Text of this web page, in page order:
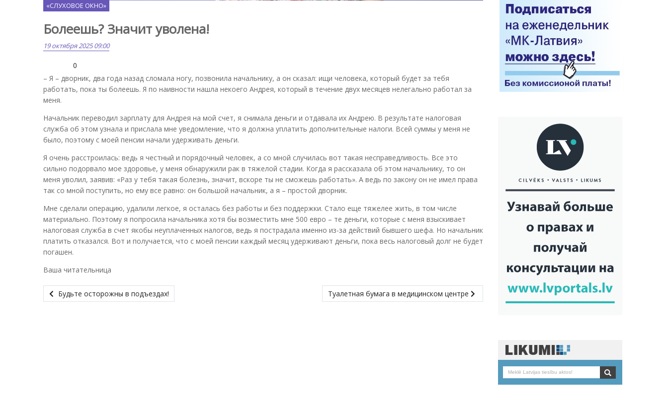
Freepik.com
«СЛУХОВОЕ ОКНО»
Болеешь? Значит уволена!
19 октября 2025 09:00
0
– Я – дворник, два года назад сломала ногу, позвонила начальнику, а он сказал: ищи человека, который будет за тебя
работать, пока ты болеешь. Я по наивности нашла некоего Андрея, который в течение двух месяцев нелегально работал за
меня.
Начальник переводил зарплату для Андрея на мой счет, я снимала деньги и отдавала их Андрею. В результате налоговая
служба об этом узнала и прислала мне уведомление, что я должна уплатить дополнительные налоги. Всей суммы у меня не
было, поэтому с моей пенсии начали удерживать деньги.
Я очень расстроилась: ведь я честный и порядочный человек, а со мной случилась вот такая несправедливость. Все это
сильно подорвало мое здоровье, у меня обнаружили рак в тяжелой стадии. Когда я рассказала об этом начальнику, то он
меня уволил, заявив: «Раз у тебя такая болезнь, значит, вскоре ты не сможешь работать». А ведь по закону он не имел права
так со мной поступить, но ему все равно: он большой начальник, а я – простой дворник.
Мне сделали операцию, удалили легкое, я осталась без работы и без поддержки. Стало еще тяжелее жить, в том числе
материально. Поэтому я попросила начальника хотя бы возместить мне 500 евро – те деньги, которые с меня взыскивает
налоговая служба в счет якобы неуплаченных налогов, ведь я пострадала именно из-за действий бывшего шефа. Но начальник
платить отказался. Вот и получается, что с моей пенсии каждый месяц удерживают деньги, пока весь налоговый долг не будет
погашен.
Ваша читательница
Будьте осторожны в подъездах! Туалетная бумага в медицинском центре